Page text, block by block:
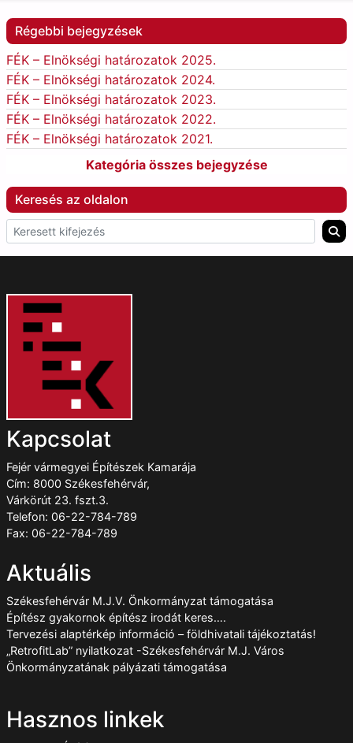
Régebbi bejegyzések
FÉK – Elnökségi határozatok 2025.
FÉK – Elnökségi határozatok 2024.
FÉK – Elnökségi határozatok 2023.
FÉK – Elnökségi határozatok 2022.
FÉK – Elnökségi határozatok 2021.
Kategória összes bejegyzése
Keresés az oldalon
Kapcsolat
Fejér vármegyei Építészek Kamarája
Cím: 8000 Székesfehérvár,
Várkörút 23. fszt.3.
Telefon: 06-22-784-789
Fax: 06-22-784-789
Aktuális
Székesfehérvár M.J.V. Önkormányzat támogatása
Építész gyakornok építész irodát keres….
Tervezési alaptérkép információ – földhivatali tájékoztatás!
„RetrofitLab” nyilatkozat -Székesfehérvár M.J. Város
Önkormányzatának pályázati támogatása
Hasznos linkek